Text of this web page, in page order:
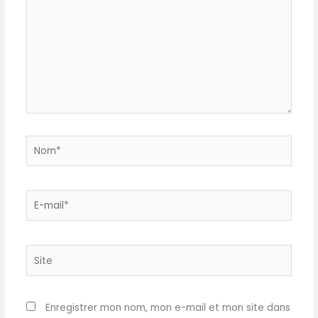
bénéficient de la
à nettoyer. MULTIFONCTION
MALACASA sont parfaits
et les flocons d'avoine.
mail*
Enregistrer mon nom, mon e-mail et mon site dans